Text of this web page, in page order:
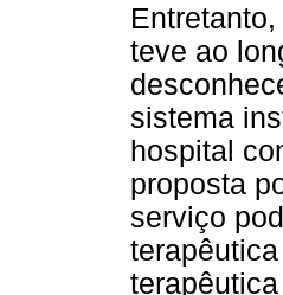
teve ao
sistema
hospital
proposta
serviço